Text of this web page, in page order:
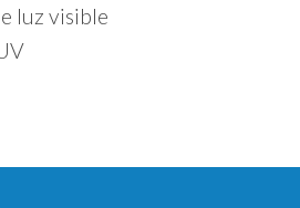
luz visible